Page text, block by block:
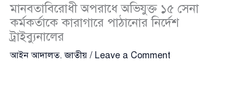
মানবতাবিরোধী অপরাধে অভিযুক্ত ১৫ সেনা
কর্মকর্তাকে কারাগারে পাঠানোর নির্দেশ
ট্রাইব্যুনালের
আইন আদালত,জাতীয় / Leave a Comment